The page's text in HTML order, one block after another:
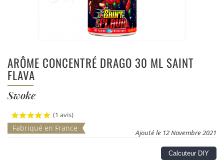
ARÔME CONCENTRÉ DRAGO 30 ML SAINT
FLAVA
Swoke
(1 avis)
Ajouté le 12 Novembre 2021
Calcuteur DIY
Fabriqué en France